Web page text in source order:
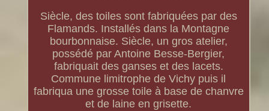
Siècle, des toiles sont fabriquées par des
Flamands. Installés dans la Montagne
bourbonnaise. Siècle, un gros atelier,
possédé par Antoine Besse-Bergier,
fabriquait des ganses et des lacets.
Commune limitrophe de Vichy puis il
fabriqua une grosse toile à base de chanvre
et de laine en grisette.